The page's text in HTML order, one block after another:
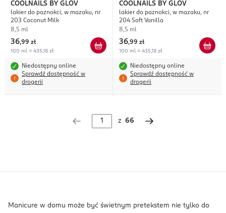
COOLNAILS BY GLOV
lakier do paznokci, w mazaku, nr
203 Coconut Milk
8,5 ml
36,99 zł
100 ml = 435,18 zł
Niedostępny online
Sprawdź dostępność w
drogerii
COOLNAILS BY GLOV
lakier do paznokci, w mazaku, nr
204 Soft Vanilla
8,5 ml
36,99 zł
100 ml = 435,18 zł
Niedostępny online
Sprawdź dostępność w
drogerii
z 66
Manicure w domu może być świetnym pretekstem nie tylko do